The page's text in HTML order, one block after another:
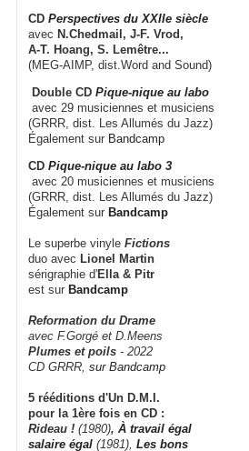
CD Perspectives du XXIIe siècle
avec N.Chedmail, J-F. Vrod,
A-T. Hoang, S. Lemêtre...
(MEG-AIMP, dist.Word and Sound)
Double CD Pique-nique au labo
avec 29 musiciennes et musiciens
(GRRR, dist. Les Allumés du Jazz)
Également sur Bandcamp
CD Pique-nique au labo 3
avec 20 musiciennes et musiciens
(GRRR, dist. Les Allumés du Jazz)
Également sur Bandcamp
Le superbe vinyle Fictions
duo avec Lionel Martin
sérigraphie d'Ella & Pitr
est sur Bandcamp
Reformation du Drame
avec F.Gorgé et D.Meens
Plumes et poils - 2022
CD GRRR, sur Bandcamp
5 rééditions d'Un D.M.I.
pour la 1ère fois en CD :
Rideau ! (1980), À travail égal
salaire égal (1981), Les bons